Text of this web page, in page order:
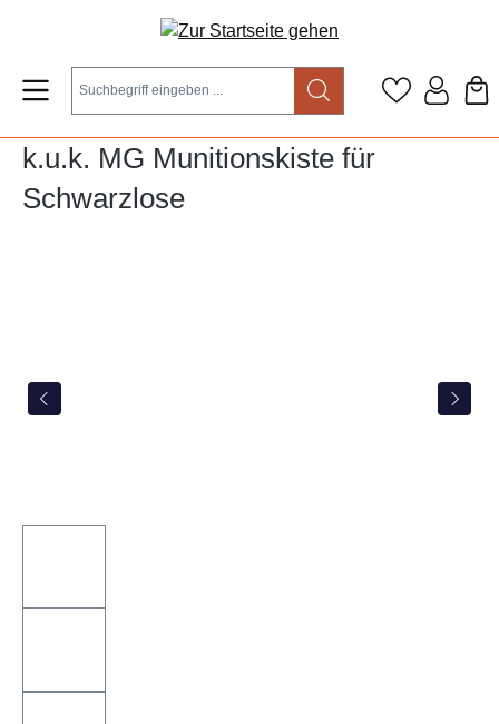
Zum Hauptinhalt springen
k.u.k. MG Munitionskiste für
Schwarzlose